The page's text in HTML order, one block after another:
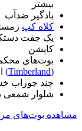
بیشتر
بادگیر ضدآب
کلاه کپ
یک جفت
کاپشن
بوت‌های
(Timberland)
چند جوراب
شلوار شمعی
مشاهده بوت‌های